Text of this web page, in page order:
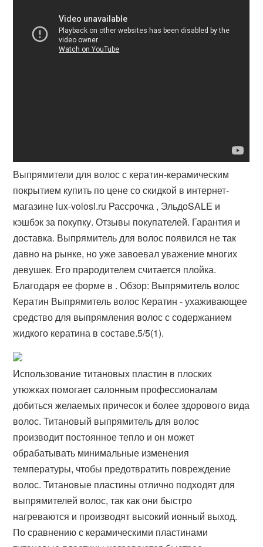
Выпрямители для волос с кератин-керамическим
покрытием купить по цене со скидкой в интернет-
магазине lux-volosi.ru Рассрочка , ЭльдоSALE и
кэшбэк за покупку. Отзывы покупателей. Гарантия и
доставка. Выпрямитель для волос появился не так
давно на рынке, но уже завоевал уважение многих
девушек. Его прародителем считается плойка.
Благодаря ее форме в . Обзор: Выпрямитель волос
Кератин Выпрямитель волос Кератин - ухаживающее
средство для выпрямления волос с содержанием
жидкого кератина в составе.5/5(1).
Использование титановых пластин в плоских
утюжках помогает салонным профессионалам
добиться желаемых причесок и более здорового вида
волос. Титановый выпрямитель для волос
производит постоянное тепло и он может
обрабатывать минимальные изменения
температуры, чтобы предотвратить повреждение
волос. Титановые пластины отлично подходят для
выпрямителей волос, так как они быстро
нагреваются и производят высокий ионный выход.
По сравнению с керамическими пластинами